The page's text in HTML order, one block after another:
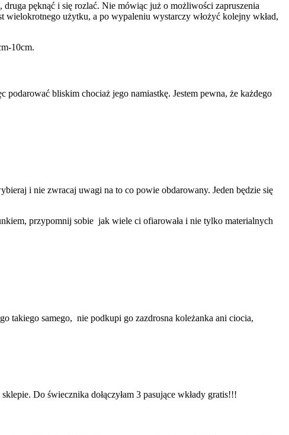
pęknąć i się rozlać. Nie mówiąc już o możliwości zapruszenia
użytku, a po wypaleniu wystarczy włożyć kolejny wkład,
10cm.
bliskim chociaż jego namiastkę. Jestem pewna, że każdego
i nie zwracaj uwagi na to co powie obdarowany. Jeden będzie się
przypomnij sobie jak wiele ci ofiarowała i nie tylko materialnych
takiego samego, nie podkupi go zazdrosna koleżanka ani ciocia,
Do świecznika dołączyłam 3 pasujące wkłady gratis!!!